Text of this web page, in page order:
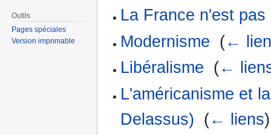
La France n'est
Modernisme (←
Libéralisme (←
L'américanisme et
Delassus) (← liens)
Outils
Pages spéciales
Version imprimable